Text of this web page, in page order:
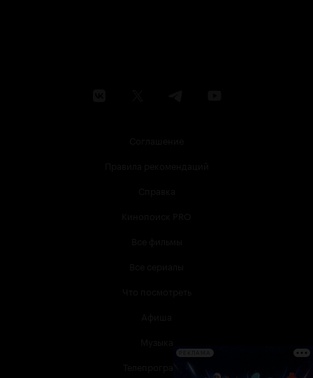
Телепрограмма